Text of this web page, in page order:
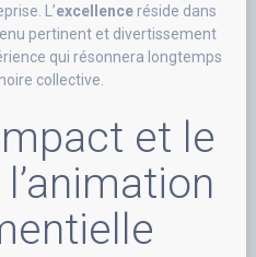
L’excellenceréside dans
pertinent et divertissement
qui résonnera longtemps
collective.
et le